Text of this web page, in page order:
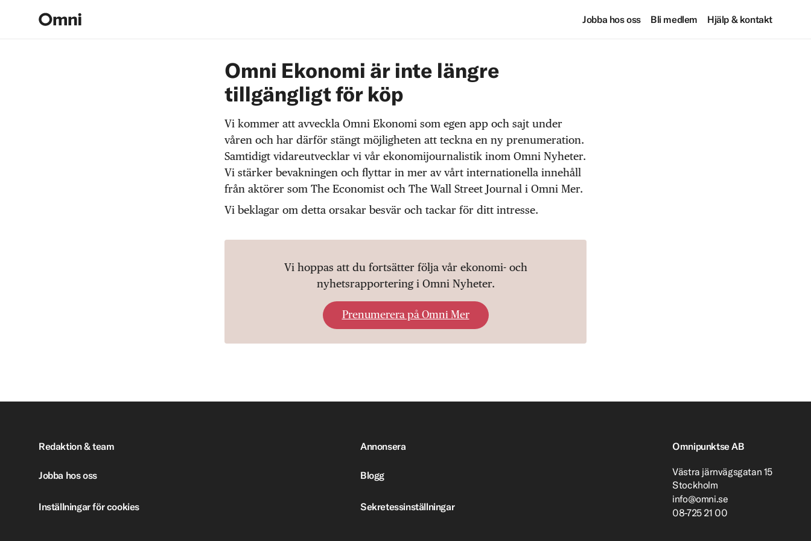
Jobba hos oss Bli medlem Hjälp & kontakt
Omni Ekonomi är inte längre
tillgängligt för köp
Vi kommer att avveckla Omni Ekonomi som egen app och sajt under
våren och har därför stängt möjligheten att teckna en ny prenumeration.
Samtidigt vidareutvecklar vi vår ekonomijournalistik inom Omni Nyheter.
Vi stärker bevakningen och flyttar in mer av vårt internationella innehåll
från aktörer som The Economist och The Wall Street Journal i Omni Mer.
Vi beklagar om detta orsakar besvär och tackar för ditt intresse.
Vi hoppas att du fortsätter följa vår ekonomi- och
nyhetsrapportering i Omni Nyheter.
Prenumerera på Omni Mer
Redaktion & team Annonsera
Jobba hos oss Blogg
Inställningar för cookies Sekretessinställningar
Omnipunktse AB
Västra järnvägsgatan 15
Stockholm
info@omni.se
08-725 21 00